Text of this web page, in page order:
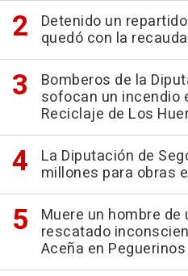
Detenido un
quedó con la
Bomberos de la
sofocan un incendio
Reciclaje de Los
La Diputación de
millones para obras
Muere un hombre
rescatado
Aceña en